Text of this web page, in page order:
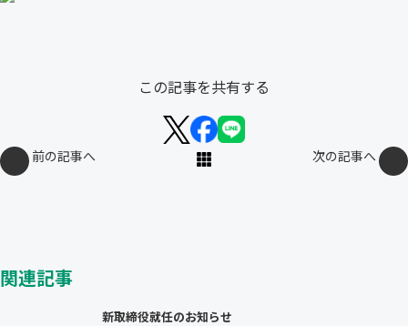
この記事を共有する
前の記事へ 次の記事へ
関連記事
新取締役就任のお知らせ